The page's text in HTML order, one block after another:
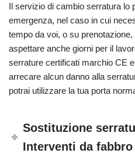
Il servizio di cambio serratura lo
emergenza, nel caso in cui
tempo da voi, o su
aspettare anche giorni per il
serrature certificati marchio CE
arrecare alcun danno alla
potrai utilizzare la tua porta
Sostituzione
Interventi da